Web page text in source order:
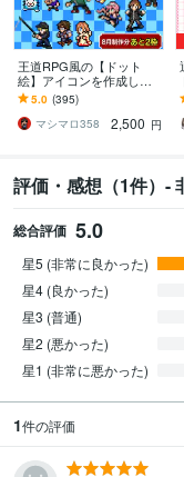
王道RPG風の【ドット
絵】アイコンを作成しま
す Twitch・配信にも！動
くGIFアニメ制作可/商用O
K
5.0 (395)
マシマロ358
2,500 円
評価・感想（1件）-
総合評価 5.0
星5 (非常に良かった)
星4 (良かった)
星3 (普通)
星2 (悪かった)
星1 (非常に悪かった)
1件の評価